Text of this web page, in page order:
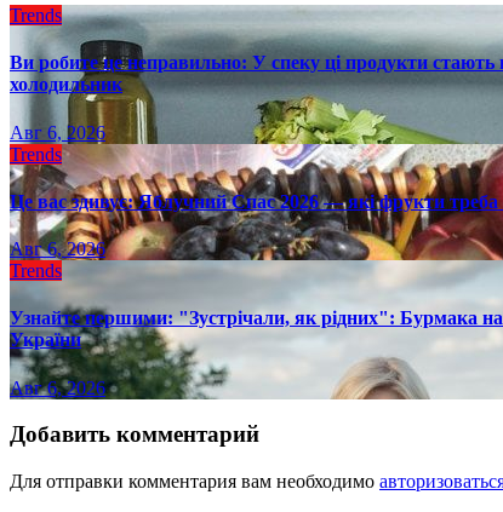
Trends
Ви робите це неправильно: У спеку ці продукти стають
холодильник
Авг 6, 2026
Trends
Це вас здивує: Яблучний Спас 2026 — які фрукти
Авг 6, 2026
Trends
Узнайте першими: "Зустрічали, як рідних": Бурмака
України
Авг 6, 2026
Добавить комментарий
Для отправки комментария вам необходимо